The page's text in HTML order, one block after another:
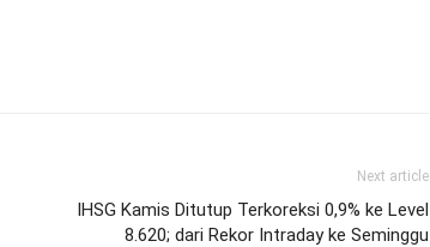
Next article
IHSG Kamis Ditutup Terkoreksi 0,9% ke Level
8.620; dari Rekor Intraday ke Seminggu